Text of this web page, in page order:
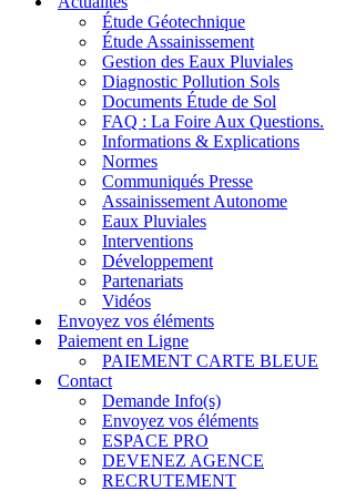
Étude Géotechnique
Étude Assainissement
Gestion des Eaux Pluviales
Diagnostic Pollution Sols
Documents Étude de Sol
FAQ : La Foire Aux Questions.
Informations & Explications
Normes
Communiqués Presse
Assainissement Autonome
Eaux Pluviales
Interventions
Développement
Partenariats
Vidéos
Envoyez vos éléments
Paiement en Ligne
PAIEMENT CARTE BLEUE
Contact
Demande Info(s)
Envoyez vos éléments
ESPACE PRO
DEVENEZ AGENCE
RECRUTEMENT